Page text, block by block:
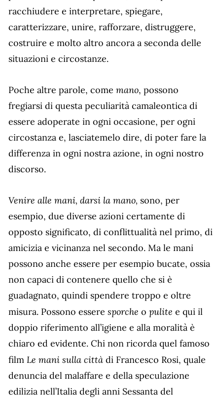
racchiudere e interpretare, spiegare,
caratterizzare, unire, rafforzare, distruggere,
costruire e molto altro ancora a seconda delle
situazioni e circostanze.
Poche altre parole, come mano, possono
fregiarsi di questa peculiarità camaleontica di
essere adoperate in ogni occasione, per ogni
circostanza e, lasciatemelo dire, di poter fare la
differenza in ogni nostra azione, in ogni nostro
discorso.
Venire alle mani, darsi la mano, sono, per
esempio, due diverse azioni certamente di
opposto significato, di conflittualità nel primo, di
amicizia e vicinanza nel secondo. Ma le mani
possono anche essere per esempio bucate, ossia
non capaci di contenere quello che si è
guadagnato, quindi spendere troppo e oltre
misura. Possono essere sporche o pulite e qui il
doppio riferimento all’igiene e alla moralità è
chiaro ed evidente. Chi non ricorda quel famoso
film Le mani sulla città di Francesco Rosi, quale
denuncia del malaffare e della speculazione
edilizia nell’Italia degli anni Sessanta del